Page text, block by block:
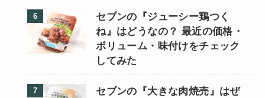
セブンの『ジューシー鶏つく
ね』はどうなの？ 最近の価格・
ボリューム・味付けをチェック
してみた
セブンの『大きな肉焼売』はぜ